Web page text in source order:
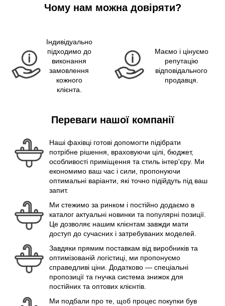
Чому нам можна довіряти?
Індивідуально
підходимо до
виконання
замовлення
кожного
клієнта.
Маємо і цінуємо
репутацію
відповідального
продавця.
Переваги нашої компанії
Наші фахівці готові допомогти підібрати
потрібне рішення, враховуючи цілі, бюджет,
особливості приміщення та стиль інтер'єру. Ми
економимо ваш час і сили, пропонуючи
оптимальні варіанти, які точно підійдуть під ваш
запит.
Ми стежимо за ринком і постійно додаємо в
каталог актуальні новинки та популярні позиції.
Це дозволяє нашим клієнтам завжди мати
доступ до сучасних і затребуваних моделей.
Завдяки прямим поставкам від виробників та
оптимізованій логістиці, ми пропонуємо
справедливі ціни. Додатково — спеціальні
пропозиції та гнучка система знижок для
постійних та оптових клієнтів.
Ми подбали про те, щоб процес покупки був